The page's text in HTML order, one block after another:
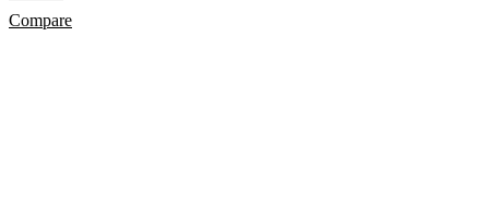
Compare